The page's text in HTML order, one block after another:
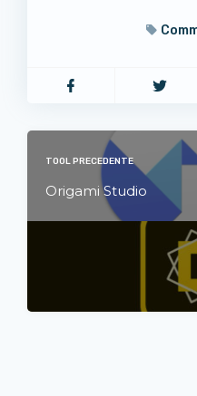
TOOL PRECEDENTE
Origami Studio